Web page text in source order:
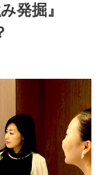
発掘』